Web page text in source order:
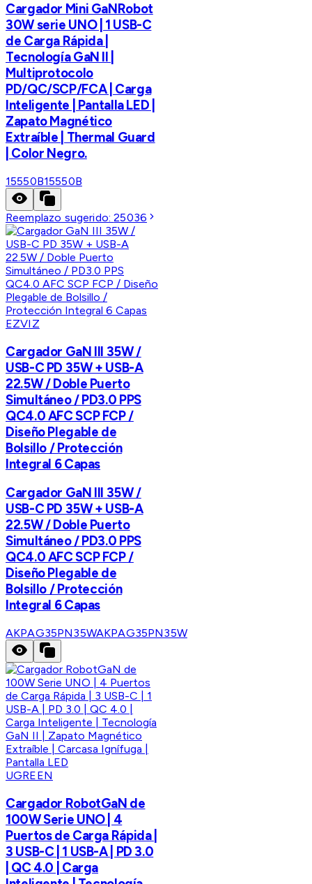
Cargador Mini GaNRobot
30W serie UNO | 1 USB-C
de Carga Rápida |
Tecnología GaN II |
Multiprotocolo
PD/QC/SCP/FCA | Carga
Inteligente | Pantalla LED |
Zapato Magnético
Extraíble | Thermal Guard
| Color Negro.
15550B15550B
Reemplazo sugerido:25036
EZVIZ
Cargador GaN III 35W /
USB-C PD 35W + USB-A
22.5W / Doble Puerto
Simultáneo / PD3.0 PPS
QC4.0 AFC SCP FCP /
Diseño Plegable de
Bolsillo / Protección
Integral 6 Capas
Cargador GaN III 35W /
USB-C PD 35W + USB-A
22.5W / Doble Puerto
Simultáneo / PD3.0 PPS
QC4.0 AFC SCP FCP /
Diseño Plegable de
Bolsillo / Protección
Integral 6 Capas
AKPAG35PN35WAKPAG35PN35W
UGREEN
Cargador RobotGaN de
100W Serie UNO | 4
Puertos de Carga Rápida |
3 USB-C | 1 USB-A | PD 3.0
| QC 4.0 | Carga